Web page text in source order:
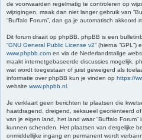
de voorwaarden regelmatig te controleren op
wijzigingen, maak dan niet langer gebruik van
“Buffalo Forum”, dan ga je automatisch akkoord
Dit forum draait op phpBB. phpBB is een
“GNU General Public License v2” (hierna
www.phpbb.com en via de Nederlandstalige
maakt internetgebaseerde discussies mogelijk.
wat wordt toegestaan of juist geweigerd als
informatie over phpBB kun je vinden op https://
website www.phpbb.nl
Je verklaart geen berichten te plaatsen die
haatdragend, dreigend, seksueel georiënteerd
van je eigen land, het land waar “Buffalo
kunnen schenden. Het plaatsen van dergelijke
onmiddellijke ingang en permanent wordt